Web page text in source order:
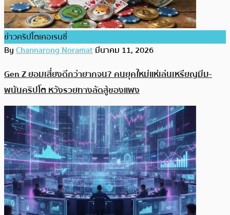
ข่าวคริปโตเคอเรนซี่
ByChannarong Noramatมีนาคม 11, 2026
Gen Z ยอมเสี่ยงดีกว่ายากจน? คนยุคใหม่แห่เล่นเหรียญมีม-
พนันคริปโต หวังรวยทางลัดสู้ของแพง